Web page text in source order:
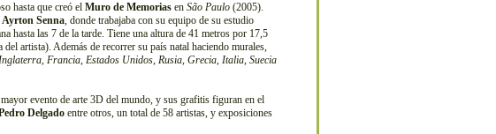
hasta que creó el Muro de Memorias en São Paulo (2005).
Ayrton Senna, donde trabajaba con su equipo de su estudio
hasta las 7 de la tarde. Tiene una altura de 41 metros por 17,5
artista). Además de recorrer su país natal haciendo murales,
, Francia, Estados Unidos, Rusia, Grecia, Italia, Suecia
evento de arte 3D del mundo, y sus grafitis figuran en el
Delgado entre otros, un total de 58 artistas, y exposiciones